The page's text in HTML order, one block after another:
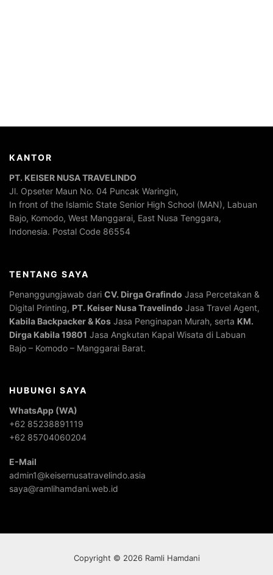
KANTOR
PT. KEISER NUSA TRAVELINDO
Jl. Opseter Maun No. 04 Puncak Waringin,
In front of the Islamic State Senior High School (MAN), Labuan
Bajo, Komodo, West Manggarai, East Nusa Tenggara,
Indonesia. Postal Code 86554
TENTANG SAYA
Penanggungjawab dari CV. Dirga Grafindo Jasa Percetakan &
Digital Printing, PT. Keiser Nusa Travelindo Jasa Travel Agent,
Kabila Backpacker & Kos Jasa Penginapan Murah, serta KM.
Dirga Kabila 19801 Jasa Angkutan Kapal Wisata di Labuan
Bajo – Komodo – Manggarai Barat.
HUBUNGI SAYA
WhatsApp (WA)
+62 85238891119
+62 85704060204
E-Mail
admin1@keisernusatravelindo.asia
saya@ramlihamdani.web.id
Copyright © 2026 Ramli Hamdani